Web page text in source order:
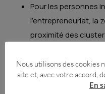
Pour les personnes
l’entrepreneuriat, la
proximité des
industrielles, et un
Nous utilisons des cookies
site et, avec votre accord,
En